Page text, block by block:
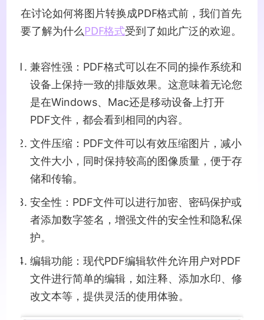
在讨论如何将图片转换成PDF格式前，我们首先
要了解为什么PDF格式受到了如此广泛的欢迎。
兼容性强：PDF格式可以在不同的操作系统和
设备上保持一致的排版效果。这意味着无论您
是在Windows、Mac还是移动设备上打开
PDF文件，都会看到相同的内容。
文件压缩：PDF文件可以有效压缩图片，减小
文件大小，同时保持较高的图像质量，便于存
储和传输。
安全性：PDF文件可以进行加密、密码保护或
者添加数字签名，增强文件的安全性和隐私保
护。
编辑功能：现代PDF编辑软件允许用户对PDF
文件进行简单的编辑，如注释、添加水印、修
改文本等，提供灵活的使用体验。